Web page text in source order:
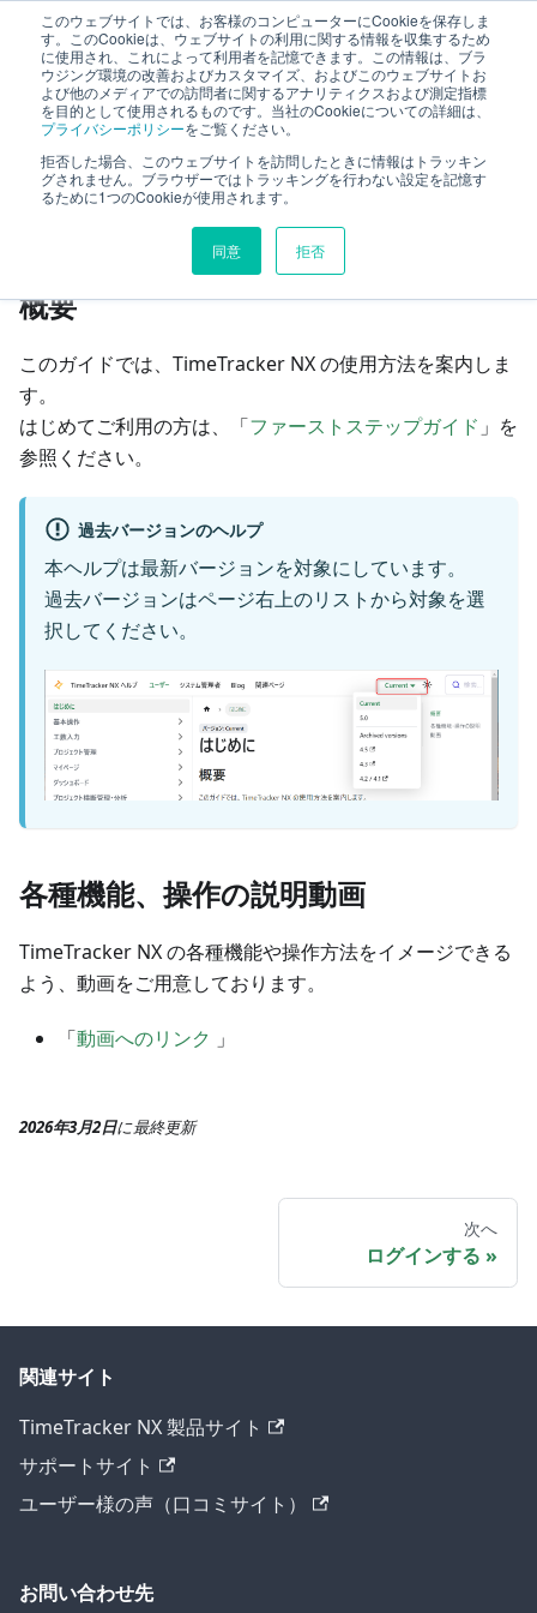
このウェブサイトでは、お客様のコンピューターにCookieを保存しま
す。このCookieは、ウェブサイトの利用に関する情報を収集するため
に使用され、これによって利用者を記憶できます。この情報は、ブラ
ウジング環境の改善およびカスタマイズ、およびこのウェブサイトお
よび他のメディアでの訪問者に関するアナリティクスおよび測定指標
を目的として使用されるものです。当社のCookieについての詳細は、
プライバシーポリシーをご覧ください。
拒否した場合、このウェブサイトを訪問したときに情報はトラッキン
グされません。ブラウザーではトラッキングを行わない設定を記憶す
るために1つのCookieが使用されます。
同意 拒否
TimeTracker NX ヘルプ
はじめに
このページの見出し
概要
このガイドでは、TimeTracker NX の使用方法を案内しま
す。
はじめてご利用の方は、「ファーストステップガイド 」を
参照ください。
過去バージョンのヘルプ
本ヘルプは最新バージョンを対象にしています。
過去バージョンはページ右上のリストから対象を選
択してください。
各種機能、操作の説明動画
TimeTracker NX の各種機能や操作方法をイメージできる
よう、動画をご用意しております。
「動画へのリンク 」
2026年3月2日に最終更新
次へ
ログインする
関連サイト
TimeTracker NX 製品サイト
サポートサイト
ユーザー様の声（口コミサイト）
お問い合わせ先